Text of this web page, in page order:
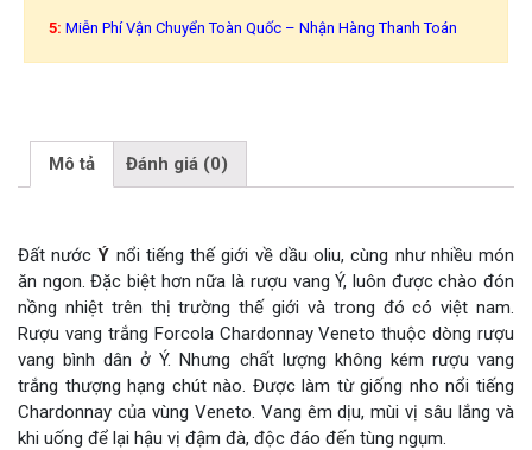
5: Miễn Phí Vận Chuyển Toàn Quốc – Nhận Hàng Thanh Toán
Mô tả Đánh giá (0)
Đất nướcÝ nổi tiếng thế giới về dầu oliu, cùng như nhiều món
ăn ngon. Đặc biệt hơn nữa là rượu vang Ý, luôn được chào đón
nồng nhiệt trên thị trường thế giới và trong đó có việt nam.
Rượu vang trắng Forcola Chardonnay Veneto thuộc dòng rượu
vang bình dân ở Ý. Nhưng chất lượng không kém rượu vang
trắng thượng hạng chút nào. Được làm từ giống nho nổi tiếng
Chardonnay của vùng Veneto. Vang êm dịu, mùi vị sâu lắng và
khi uống để lại hậu vị đậm đà, độc đáo đến tùng ngụm.